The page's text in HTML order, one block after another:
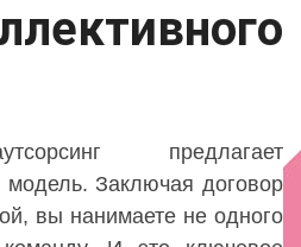
предлагает
Заключая договор
вы нанимаете не одного